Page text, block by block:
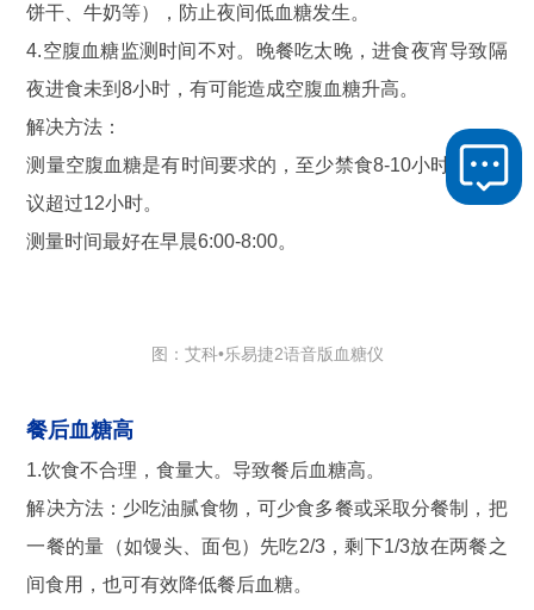
饼干、牛奶等），防止夜间低血糖发生。
4.空腹血糖监测时间不对。晚餐吃太晚，进食夜宵导致隔
夜进食未到8小时，有可能造成空腹血糖升高。
解决方法：
测量空腹血糖是有时间要求的，至少禁食8-10小时，不建
议超过12小时。
测量时间最好在早晨6:00-8:00。
图：艾科•乐易捷2语音版血糖仪
餐后血糖高
1.饮食不合理，食量大。导致餐后血糖高。
解决方法：少吃油腻食物，可少食多餐或采取分餐制，把
一餐的量（如馒头、面包）先吃2/3，剩下1/3放在两餐之
间食用，也可有效降低餐后血糖。